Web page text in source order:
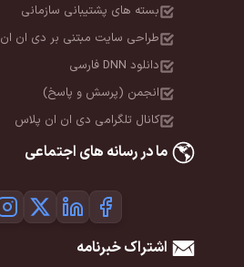
بسته های پشتیبانی سازمانی
طراحی سایت مبتنی بر دی ان ان
دانلود DNN فارسی
انجمن (پرسش و پاسخ)
کانال تلگرامی دی ان ان پلاس
ما در رسانه های اجتماعی
اشتراک خبرنامه